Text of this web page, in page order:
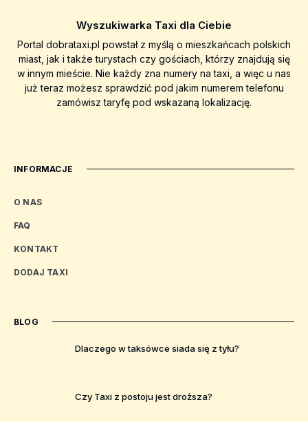
Wyszukiwarka Taxi dla Ciebie
Portal dobrataxi.pl powstał z myślą o mieszkańcach polskich
miast, jak i także turystach czy gościach, którzy znajdują się
w innym mieście. Nie każdy zna numery na taxi, a więc u nas
już teraz możesz sprawdzić pod jakim numerem telefonu
zamówisz taryfę pod wskazaną lokalizację.
INFORMACJE
O NAS
FAQ
KONTAKT
DODAJ TAXI
BLOG
Dlaczego w taksówce siada się z tyłu?
Czy Taxi z postoju jest droższa?